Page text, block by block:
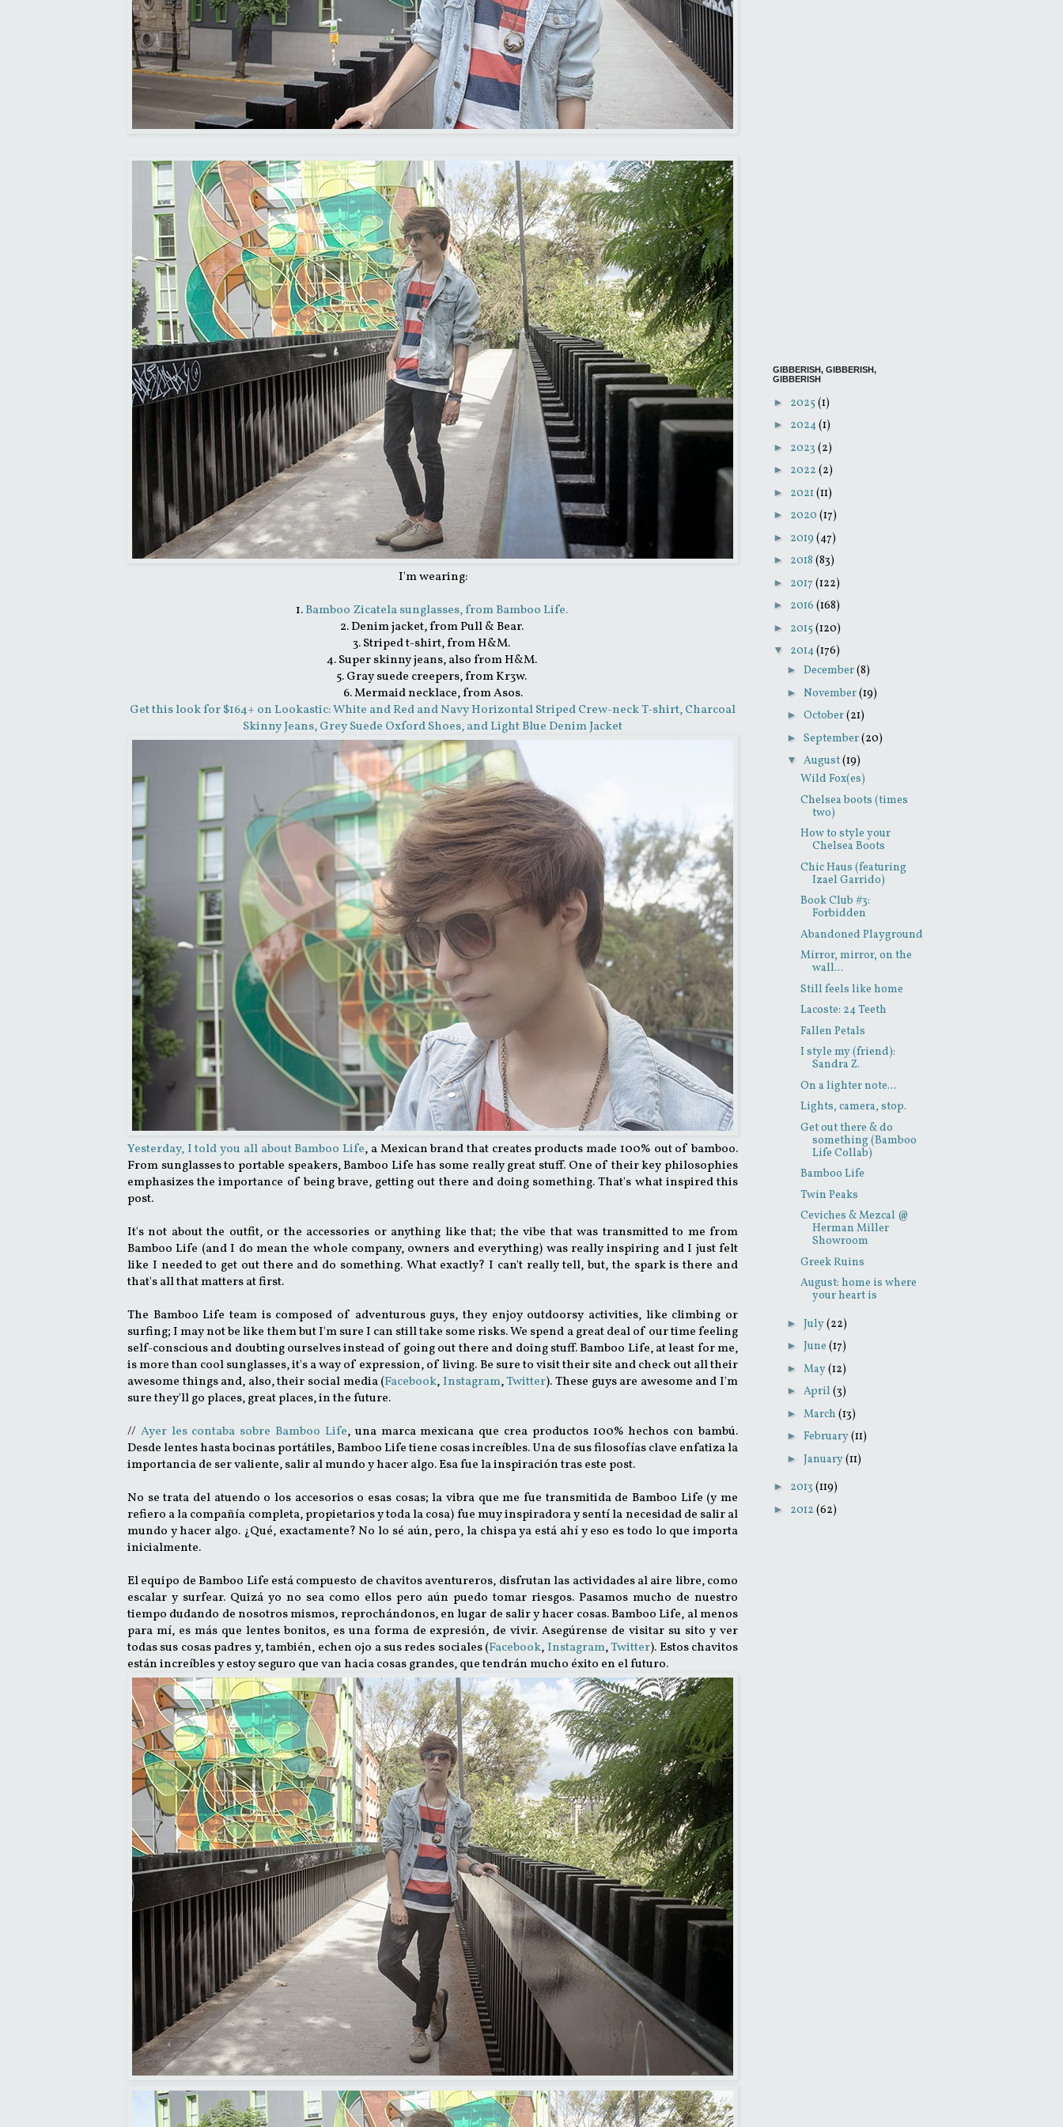
I'm wearing:
1.Bamboo Zicatela sunglasses, from Bamboo Life.
2. Denim jacket, from Pull & Bear.
3. Striped t-shirt, from H&M.
4. Super skinny jeans, also from H&M.
5. Gray suede creepers, from Kr3w.
6. Mermaid necklace, from Asos.
Get this look for $164+ on Lookastic: White and Red and Navy Horizontal Striped Crew-neck T-shirt, Charcoal
Skinny Jeans, Grey Suede Oxford Shoes, and Light Blue Denim Jacket
Yesterday, I told you all about Bamboo Life, a Mexican brand that creates products made 100% out of bamboo.
From sunglasses to portable speakers, Bamboo Life has some really great stuff. One of their key philosophies
emphasizes the importance of being brave, getting out there and doing something. That's what inspired this
post.
It's not about the outfit, or the accessories or anything like that; the vibe that was transmitted to me from
Bamboo Life (and I do mean the whole company, owners and everything) was really inspiring and I just felt
like I needed to get out there and do something. What exactly? I can't really tell, but, the spark is there and
that's all that matters at first.
The Bamboo Life team is composed of adventurous guys, they enjoy outdoorsy activities, like climbing or
surfing; I may not be like them but I'm sure I can still take some risks. We spend a great deal of our time feeling
self-conscious and doubting ourselves instead of going out there and doing stuff. Bamboo Life, at least for me,
is more than cool sunglasses, it's a way of expression, of living. Be sure to visit their site and check out all their
awesome things and, also, their social media (Facebook, Instagram,Twitter). These guys are awesome and I'm
sure they'll go places, great places, in the future.
// Ayer les contaba sobre Bamboo Life, una marca mexicana que crea productos 100% hechos con bambú.
Desde lentes hasta bocinas portátiles, Bamboo Life tiene cosas increíbles. Una de sus filosofías clave enfatiza la
importancia de ser valiente, salir al mundo y hacer algo. Esa fue la inspiración tras este post.
No se trata del atuendo o los accesorios o esas cosas; la vibra que me fue transmitida de Bamboo Life (y me
refiero a la compañía completa, propietarios y toda la cosa) fue muy inspiradora y sentí la necesidad de salir al
mundo y hacer algo. ¿Qué, exactamente? No lo sé aún, pero, la chispa ya está ahí y eso es todo lo que importa
inicialmente.
El equipo de Bamboo Life está compuesto de chavitos aventureros, disfrutan las actividades al aire libre, como
escalar y surfear. Quizá yo no sea como ellos pero aún puedo tomar riesgos. Pasamos mucho de nuestro
tiempo dudando de nosotros mismos, reprochándonos, en lugar de salir y hacer cosas. Bamboo Life, al menos
para mí, es más que lentes bonitos, es una forma de expresión, de vivir. Asegúrense de visitar su sito y ver
todas sus cosas padres y, también, echen ojo a sus redes sociales (Facebook, Instagram,Twitter). Estos chavitos
están increíbles y estoy seguro que van hacia cosas grandes, que tendrán mucho éxito en el futuro.
GIBBERISH, GIBBERISH,
GIBBERISH
► 2025 (1)
► 2024(1)
► 2023 (2)
► 2022 (2)
► 2021 (11)
► 2020 (17)
► 2019 (47)
► 2018 (83)
► 2017 (122)
► 2016 (168)
► 2015 (120)
▼ 2014(176)
► December(8)
► November(19)
► October(21)
► September(20)
▼ August(19)
Wild Fox(es)
Chelsea boots (times
two)
How to style your
Chelsea Boots
Chic Haus (featuring
Izael Garrido)
Book Club #3:
Forbidden
Abandoned Playground
Mirror, mirror, on the
wall...
Still feels like home
Lacoste: 24 Teeth
Fallen Petals
I style my (friend):
Sandra Z.
On a lighter note...
Lights, camera, stop.
Get out there & do
something (Bamboo
Life Collab)
Bamboo Life
Twin Peaks
Ceviches & Mezcal @
Herman Miller
Showroom
Greek Ruins
August: home is where
your heart is
► July(22)
► June (17)
► May(12)
► April (3)
► March (13)
► February(11)
► January(11)
► 2013 (119)
► 2012 (62)